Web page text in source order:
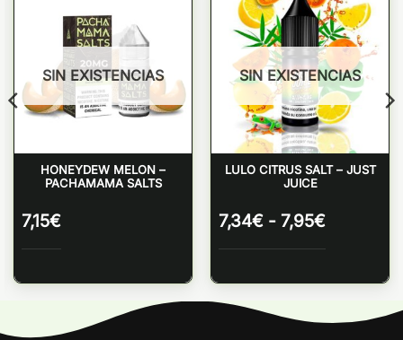
SIN EXISTENCIAS
HONEYDEW MELON –
PACHAMAMA SALTS
7,15€
SIN EXISTENCIAS
LULO CITRUS SALT – JUST
JUICE
7,34€ - 7,95€Rango
precios:
7,34€
7,95€